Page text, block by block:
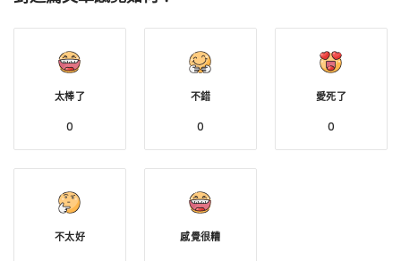
太棒了
0
不錯
0
愛死了
0
不太好 感覺很糟